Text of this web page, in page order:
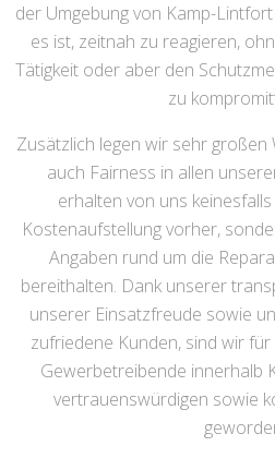
der Umgebung von Kamp-
es ist, zeitnah zu reagieren,
Tätigkeit oder aber den
zu
Zusätzlich legen wir sehr
auch Fairness in allen
erhalten von uns
Kostenaufstellung vorher,
Angaben rund um die
bereithalten. Dank unserer
unserer Einsatzfreude sowie
zufriedene Kunden, sind wir
Gewerbetreibende innerhalb
vertrauenswürdigen sowie